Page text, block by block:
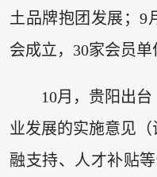
土品牌抱团发展；9
会成立，30家会员单
10月，贵阳出
业发展的实施意见
融支持、人才补贴